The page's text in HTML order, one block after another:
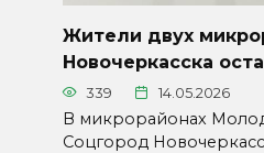
Жители двух
Новочеркасска
339 14.05.2026
В микрорайонах
Соцгород